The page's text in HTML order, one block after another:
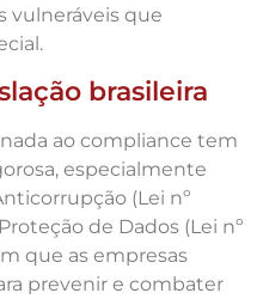
vulneráveis que
brasileira
ao compliance tem
especialmente
(Lei nº
de Dados (Lei nº
que as empresas
prevenir e combater